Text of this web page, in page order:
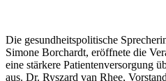
Die gesundheitspolitische
Simone Borchardt, eröffnete die
eine stärkere Patientenversorgung
aus. Dr. Ryszard van Rhee,